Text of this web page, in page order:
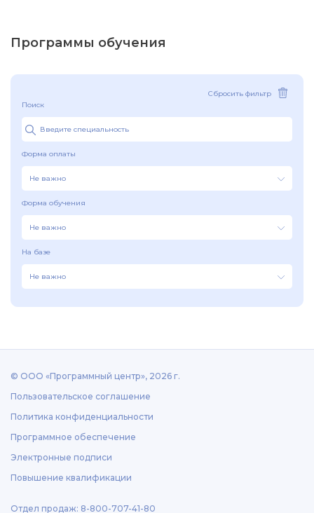
Программы обучения
Сбросить фильтр
Поиск
Форма оплаты
Не важно
Форма обучения
Не важно
На базе
Не важно
© ООО «Программный центр», 2026 г.
Пользовательское соглашение
Политика конфиденциальности
Отдел продаж: 8-800-707-41-80
Программное обеспечение
Электронные подписи
Повышение квалификации